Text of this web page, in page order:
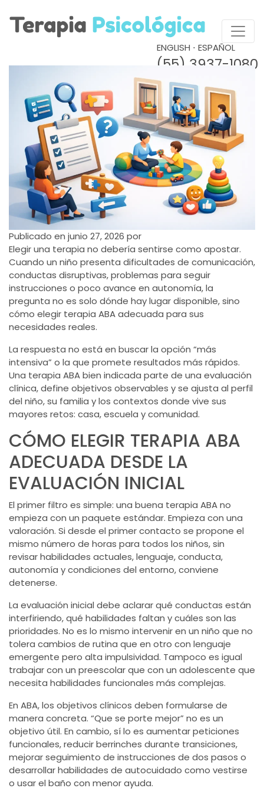
ENGLISH ⋅ ESPAÑOL
(55) 3937-1080
Publicado en junio 27, 2026 por
Elegir una terapia no debería sentirse como apostar.
Cuando un niño presenta dificultades de comunicación,
conductas disruptivas, problemas para seguir
instrucciones o poco avance en autonomía, la
pregunta no es solo dónde hay lugar disponible, sino
cómo elegir terapia ABA adecuada para sus
necesidades reales.
La respuesta no está en buscar la opción “más
intensiva” o la que promete resultados más rápidos.
Una terapia ABA bien indicada parte de una evaluación
clínica, define objetivos observables y se ajusta al perfil
del niño, su familia y los contextos donde vive sus
mayores retos: casa, escuela y comunidad.
CÓMO ELEGIR TERAPIA ABA
ADECUADA DESDE LA
EVALUACIÓN INICIAL
El primer filtro es simple: una buena terapia ABA no
empieza con un paquete estándar. Empieza con una
valoración. Si desde el primer contacto se propone el
mismo número de horas para todos los niños, sin
revisar habilidades actuales, lenguaje, conducta,
autonomía y condiciones del entorno, conviene
detenerse.
La evaluación inicial debe aclarar qué conductas están
interfiriendo, qué habilidades faltan y cuáles son las
prioridades. No es lo mismo intervenir en un niño que no
tolera cambios de rutina que en otro con lenguaje
emergente pero alta impulsividad. Tampoco es igual
trabajar con un preescolar que con un adolescente que
necesita habilidades funcionales más complejas.
En ABA, los objetivos clínicos deben formularse de
manera concreta. “Que se porte mejor” no es un
objetivo útil. En cambio, sí lo es aumentar peticiones
funcionales, reducir berrinches durante transiciones,
mejorar seguimiento de instrucciones de dos pasos o
desarrollar habilidades de autocuidado como vestirse
o usar el baño con menor ayuda.